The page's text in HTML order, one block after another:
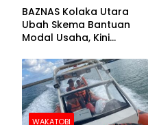
BAZNAS Kolaka Utara
Ubah Skema Bantuan
Modal Usaha, Kini
Barang Senilai Rp419,5
Juta
WAKATOBI